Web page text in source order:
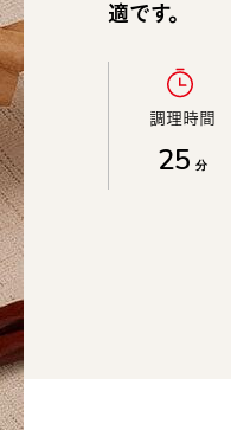
適です。
調理時間​
25 分